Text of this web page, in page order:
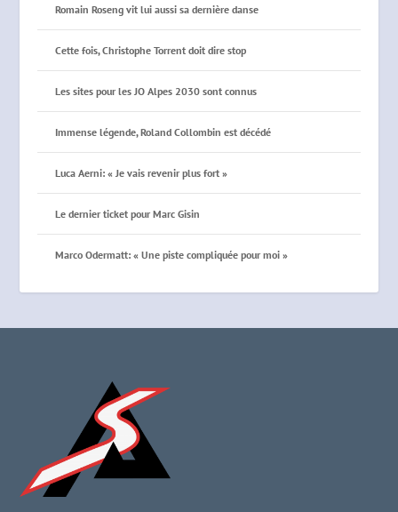
Romain Roseng vit lui aussi sa dernière danse
Cette fois, Christophe Torrent doit dire stop
Les sites pour les JO Alpes 2030 sont connus
Immense légende, Roland Collombin est décédé
Luca Aerni: « Je vais revenir plus fort »
Le dernier ticket pour Marc Gisin
Marco Odermatt: « Une piste compliquée pour moi »